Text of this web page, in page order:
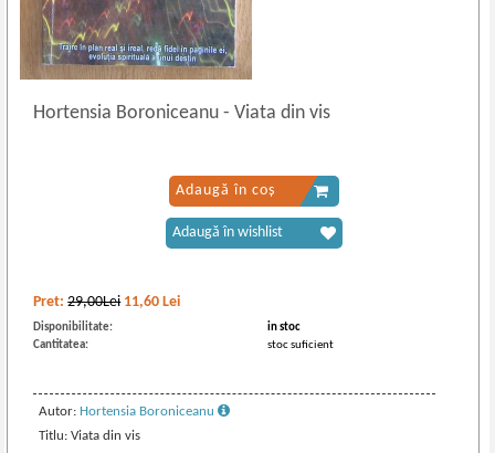
Hortensia Boroniceanu- Viata din vis
Pret:29,00Lei 11,60 Lei
Disponibilitate:
in stoc
Cantitatea:
stoc suficient
Autor: Hortensia Boroniceanu
Titlu: Viata din vis
Adaugă în coș
Adaugă în wishlist